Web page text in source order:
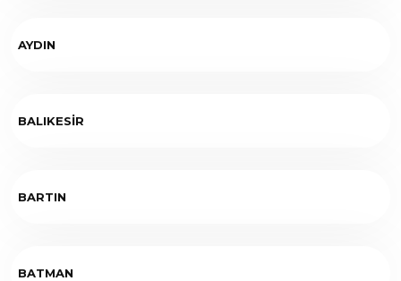
AYDIN
BALIKESİR
BARTIN
BATMAN